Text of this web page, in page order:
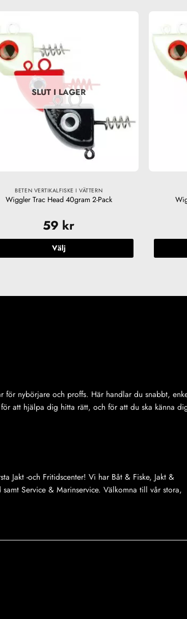
SLUT I LAGER
BETEN VERTIKALFISKE I VÄTTERN
Wiggler Trac Head 40gram 2-Pack
59 kr
Välj
har
på
produktsidan
för nybörjare och proffs. Här handlar du snabbt,
att hjälpa dig hitta rätt, och för att du ska känna
Jakt -och Fritidscenter! Vi har Båt & Fiske, Jakt &
Service & Marinservice. Välkomna till vår stora,